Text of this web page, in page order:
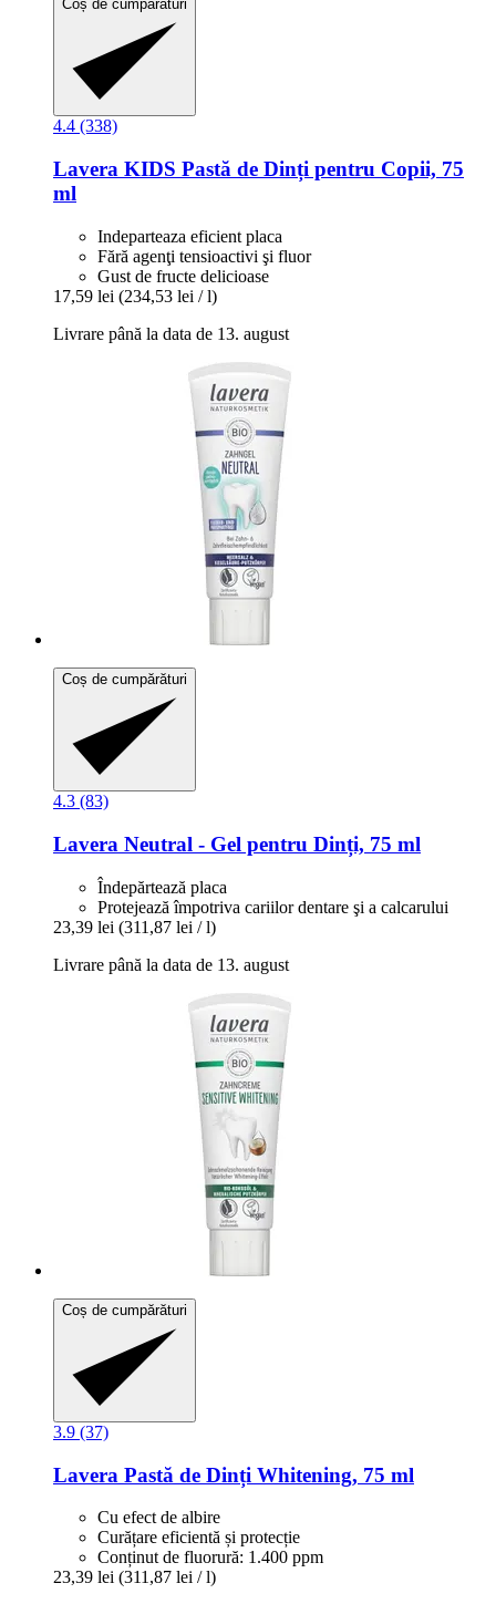
Coș de cumpărături
4.4 (338)
Lavera KIDS Pastă de Dinți pentru Copii, 75
ml
Indeparteaza eficient placa
Fără agenţi tensioactivi şi fluor
Gust de fructe delicioase
17,59 lei (234,53 lei / l)
Livrare până la data de 13. august
Coș de cumpărături
4.3 (83)
Lavera Neutral -​ Gel pentru Dinți, 75 ml
Îndepărtează placa
Protejează împotriva cariilor dentare şi a calcarului
23,39 lei (311,87 lei / l)
Livrare până la data de 13. august
Coș de cumpărături
3.9 (37)
Lavera Pastă de Dinți Whitening, 75 ml
Cu efect de albire
Curățare eficientă și protecție
Conținut de fluorură: 1.400 ppm
23,39 lei (311,87 lei / l)